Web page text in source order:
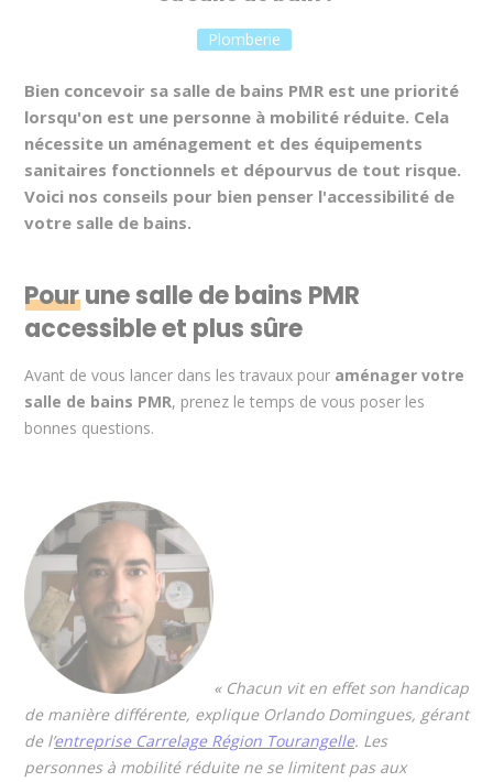
Plomberie
Bien concevoir sa salle de bains PMR est une priorité
lorsqu'on est une personne à mobilité réduite. Cela
nécessite un aménagement et des équipements
sanitaires fonctionnels et dépourvus de tout risque.
Voici nos conseils pour bien penser l'accessibilité de
votre salle de bains.
Pour une salle de bains PMR
accessible et plus sûre
Avant de vous lancer dans les travaux pour aménager votre
salle de bains PMR, prenez le temps de vous poser les
bonnes questions.
« Chacun vit en effet son handicap
de manière différente, explique Orlando Domingues, gérant
de l’entreprise Carrelage Région Tourangelle. Les
personnes à mobilité réduite ne se limitent pas aux